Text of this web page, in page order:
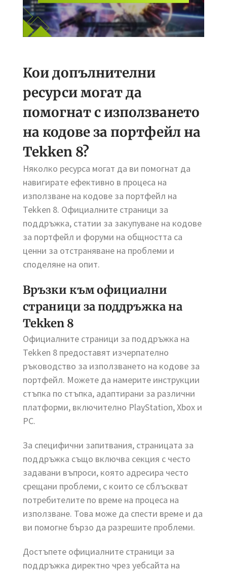
Кои допълнителни
ресурси могат да
помогнат с използването
на кодове за портфейл на
Tekken 8?
Няколко ресурса могат да ви помогнат да
навигирате ефективно в процеса на
използване на кодове за портфейл на
Tekken 8. Официалните страници за
поддръжка, статии за закупуване на кодове
за портфейл и форуми на общността са
ценни за отстраняване на проблеми и
споделяне на опит.
Връзки към официални
страници за поддръжка на
Tekken 8
Официалните страници за поддръжка на
Tekken 8 предоставят изчерпателно
ръководство за използването на кодове за
портфейл. Можете да намерите инструкции
стъпка по стъпка, адаптирани за различни
платформи, включително PlayStation, Xbox и
PC.
За специфични запитвания, страницата за
поддръжка също включва секция с често
задавани въпроси, която адресира често
срещани проблеми, с които се сблъскват
потребителите по време на процеса на
използване. Това може да спести време и да
ви помогне бързо да разрешите проблеми.
Достъпете официалните страници за
поддръжка директно чрез уебсайта на